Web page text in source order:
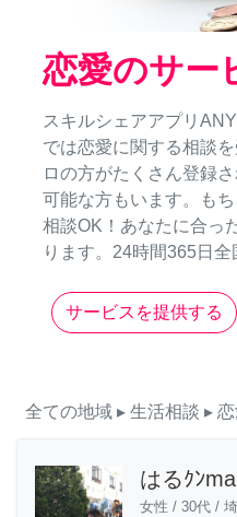
恋愛のサー
スキルシェアアプリ
では恋愛に関する相談
ロの方がたくさん登録
可能な方もいます。も
相談OK！あなたに合っ
ります。24時間365日全
サービスを提供する
全ての地域 ▸ 生活相談 ▸
はるｸﾝ
女性 / 30代 /